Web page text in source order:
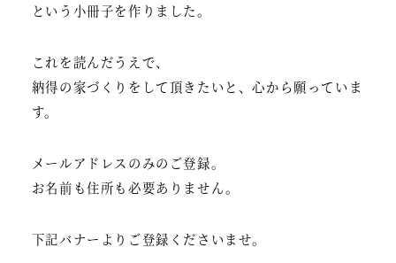
という小冊子を作りました。
これを読んだうえで、
納得の家づくりをして頂きたいと、心から願っていま
す。
メールアドレスのみのご登録。
お名前も住所も必要ありません。
下記バナーよりご登録くださいませ。